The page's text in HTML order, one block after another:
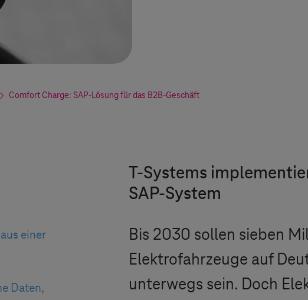
Comfort Charge: SAP-Lösung für das B2B-Geschäft
einer
Daten,
T-Systems
SAP-System
Bis 2030 sollen sieben
Elektrofahrzeuge auf
unterwegs sein. Doch